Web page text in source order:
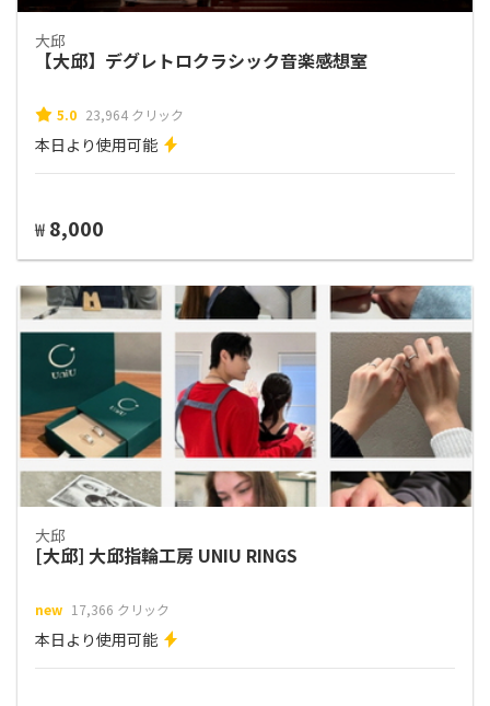
大邱
【大邱】デグレトロクラシック音楽感想室
5.0 23,964 クリック
本日より使用可能
₩ 8,000
大邱
[大邱] 大邱指輪工房 UNIU RINGS
new 17,366 クリック
本日より使用可能